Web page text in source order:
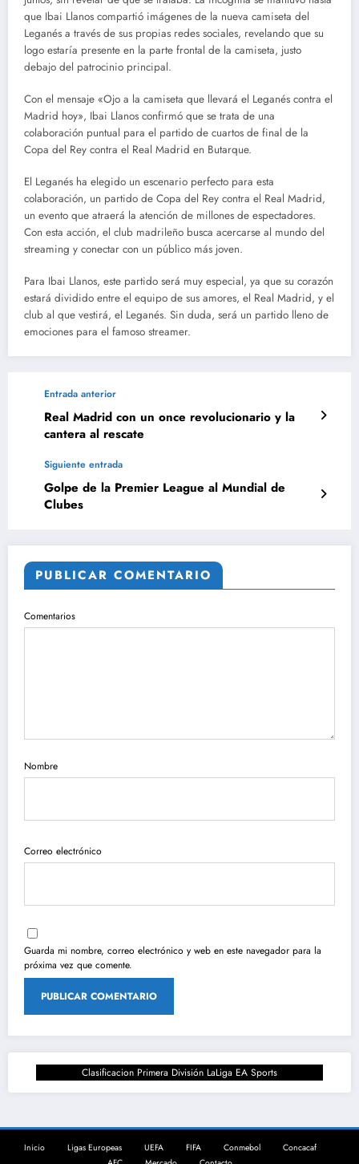
que Ibai Llanos compartió imágenes de la nueva camiseta del
Leganés a través de sus propias redes sociales, revelando que su
logo estaría presente en la parte frontal de la camiseta, justo
debajo del patrocinio principal.
Con el mensaje «Ojo a la camiseta que llevará el Leganés contra el
Madrid hoy», Ibai Llanos confirmó que se trata de una
colaboración puntual para el partido de cuartos de final de la
Copa del Rey contra el Real Madrid en Butarque.
El Leganés ha elegido un escenario perfecto para esta
colaboración, un partido de Copa del Rey contra el Real Madrid,
un evento que atraerá la atención de millones de espectadores.
Con esta acción, el club madrileño busca acercarse al mundo del
streaming y conectar con un público más joven.
Para Ibai Llanos, este partido será muy especial, ya que su corazón
estará dividido entre el equipo de sus amores, el Real Madrid, y el
club al que vestirá, el Leganés. Sin duda, será un partido lleno de
emociones para el famoso streamer.
Entrada anterior
Real Madrid con un once revolucionario y la
cantera al rescate
Siguiente entrada
Golpe de la Premier League al Mundial de
Clubes
PUBLICAR COMENTARIO
Comentarios
Nombre
Correo electrónico
Guarda mi nombre, correo electrónico y web en este navegador para la
próxima vez que comente.
Clasificacion Primera División LaLiga EA Sports
Inicio Ligas Europeas UEFA FIFA Conmebol
Concacaf